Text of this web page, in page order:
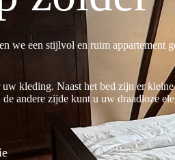
we een stijlvol en ruim appartement
kleding. Naast het bed zijn er
andere zijde kunt u uw draadloze